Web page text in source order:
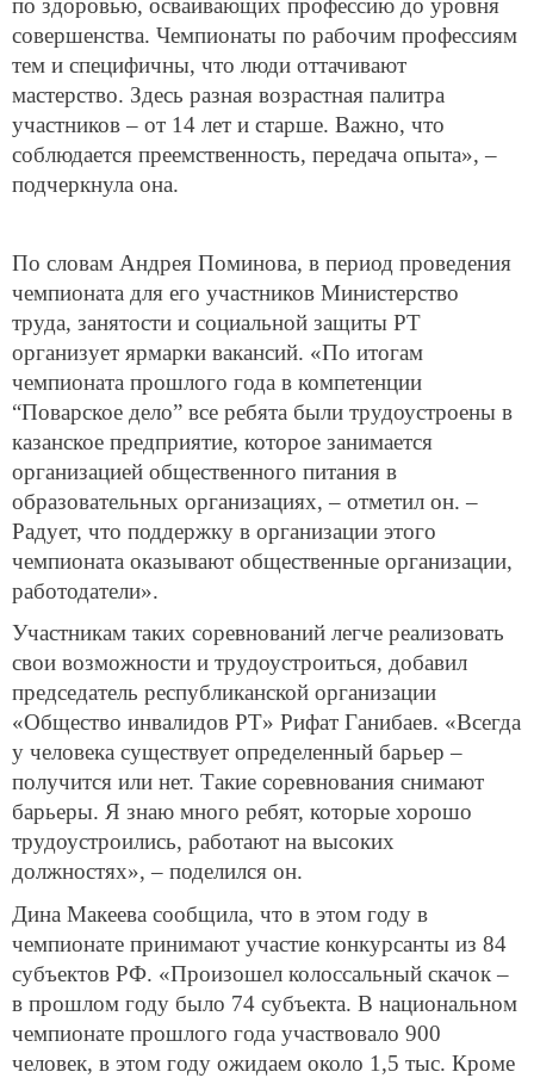
по здоровью, осваивающих профессию до уровня
совершенства. Чемпионаты по рабочим профессиям
тем и специфичны, что люди оттачивают
мастерство. Здесь разная возрастная палитра
участников – от 14 лет и старше. Важно, что
соблюдается преемственность, передача опыта», –
подчеркнула она.
По словам Андрея Поминова, в период проведения
чемпионата для его участников Министерство
труда, занятости и социальной защиты РТ
организует ярмарки вакансий. «По итогам
чемпионата прошлого года в компетенции
“Поварское дело” все ребята были трудоустроены в
казанское предприятие, которое занимается
организацией общественного питания в
образовательных организациях, – отметил он. –
Радует, что поддержку в организации этого
чемпионата оказывают общественные организации,
работодатели».
Участникам таких соревнований легче реализовать
свои возможности и трудоустроиться, добавил
председатель республиканской организации
«Общество инвалидов РТ» Рифат Ганибаев. «Всегда
у человека существует определенный барьер –
получится или нет. Такие соревнования снимают
барьеры. Я знаю много ребят, которые хорошо
трудоустроились, работают на высоких
должностях», – поделился он.
Дина Макеева сообщила, что в этом году в
чемпионате принимают участие конкурсанты из 84
субъектов РФ. «Произошел колоссальный скачок –
в прошлом году было 74 субъекта. В национальном
чемпионате прошлого года участвовало 900
человек, в этом году ожидаем около 1,5 тыс. Кроме